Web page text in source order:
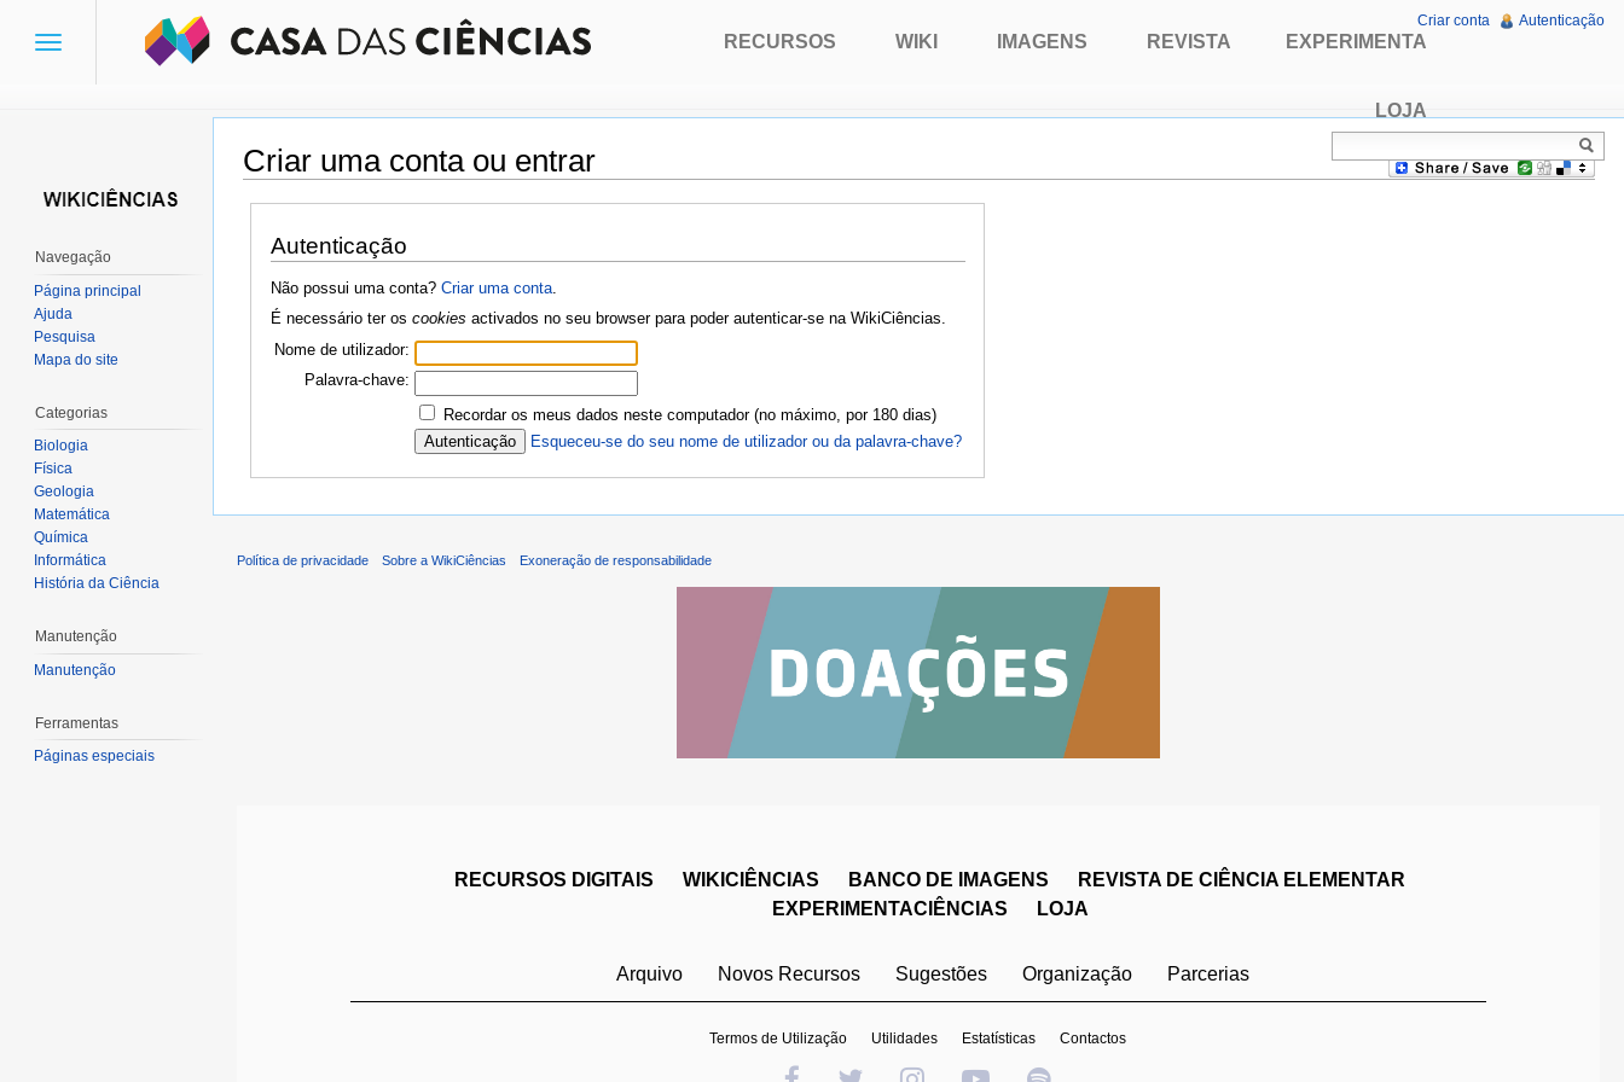
Criar uma conta ou entrar
Ir para:navegação,pesquisa
Autenticação
Não possui uma conta? Criar uma conta.
É necessário ter os cookies activados no seu browser para poder autenticar-se na WikiCiências.
Nome de utilizador:
Palavra-chave:
Recordar os meus dados neste computador (no máximo, por 180 dias)
Esqueceu-se do seu nome de utilizador ou da palavra-chave?
Toggle
RECURSOS WIKI IMAGENS REVISTA EXPERIMENTA
LOJA
Criar conta Autenticação
Navegação
Página principal
Ajuda
Pesquisa
Mapa do site
Categorias
Biologia
Física
Geologia
Matemática
Química
Informática
História da Ciência
Manutenção
Manutenção
Ferramentas
Páginas especiais
Política de privacidade Sobre a WikiCiências Exoneração de responsabilidade
RECURSOS DIGITAIS WIKICIÊNCIAS BANCO DE IMAGENS
REVISTA DE CIÊNCIA ELEMENTAR
EXPERIMENTACIÊNCIAS
LOJA
Arquivo Novos Recursos Sugestões Organização Parcerias
Termos de Utilização Utilidades Estatísticas Contactos